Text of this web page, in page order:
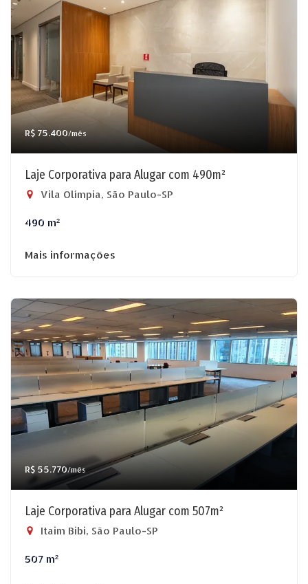
R$ 75.400/mês
Laje Corporativa para Alugar com 490m²
Vila Olímpia, São Paulo-SP
490 m²
Mais informações
R$ 55.770/mês
Laje Corporativa para Alugar com 507m²
Itaim Bibi, São Paulo-SP
507 m²